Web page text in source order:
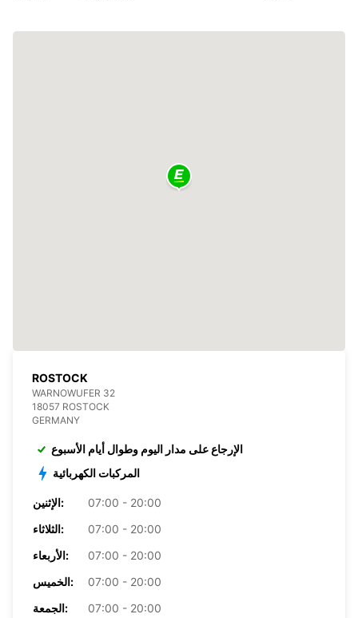
ROSTOCK
WARNOWUFER 32
18057 ROSTOCK
GERMANY
الإرجاع على مدار اليوم وطوال أيام الأسبوع
المركبات الكهربائية
الإثنين:
07:00 - 20:00
الثلاثاء:
07:00 - 20:00
الأربعاء:
07:00 - 20:00
الخميس:
07:00 - 20:00
الجمعة:
07:00 - 20:00